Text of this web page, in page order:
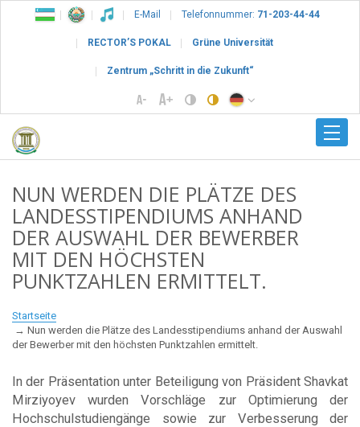
E-Mail Telefonnummer: 71-203-44-44
RECTOR’S POKAL Grüne Universität
Zentrum „Schritt in die Zukunft“
NUN WERDEN DIE PLÄTZE DES
LANDESSTIPENDIUMS ANHAND
DER AUSWAHL DER BEWERBER
MIT DEN HÖCHSTEN
PUNKTZAHLEN ERMITTELT.
Startseite
Nun werden die Plätze des Landesstipendiums anhand der Auswahl
der Bewerber mit den höchsten Punktzahlen ermittelt.
In der Präsentation unter Beteiligung von Präsident Shavkat
Mirziyoyev wurden Vorschläge zur Optimierung der
Hochschulstudiengänge sowie zur Verbesserung der